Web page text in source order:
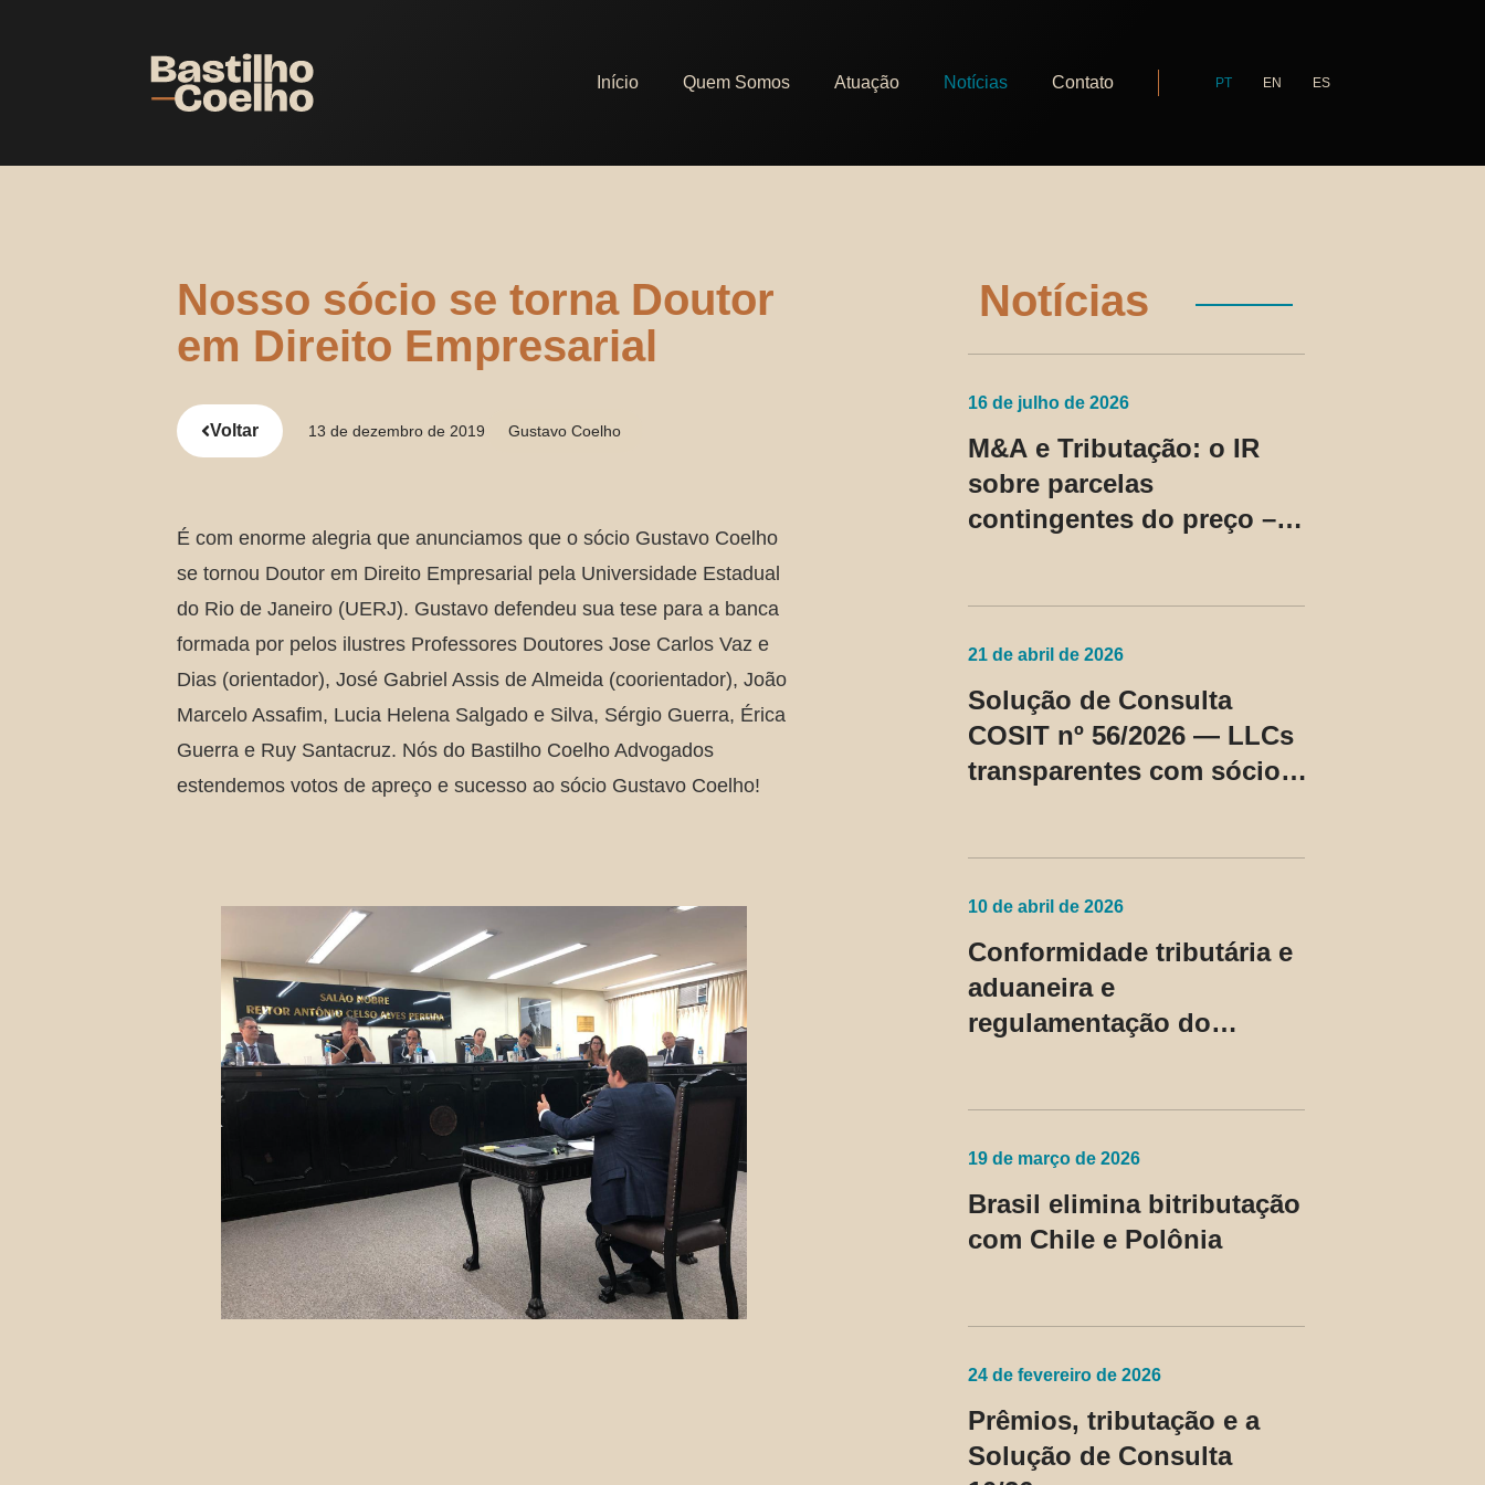
Início Quem Somos Atuação Notícias Contato PT EN ES
Nosso sócio se torna Doutor
em Direito Empresarial
Voltar 13 de dezembro de 2019 Gustavo Coelho
É com enorme alegria que anunciamos que o sócio Gustavo Coelho
se tornou Doutor em Direito Empresarial pela Universidade Estadual
do Rio de Janeiro (UERJ). Gustavo defendeu sua tese para a banca
formada por pelos ilustres Professores Doutores Jose Carlos Vaz e
Dias (orientador), José Gabriel Assis de Almeida (coorientador), João
Marcelo Assafim, Lucia Helena Salgado e Silva, Sérgio Guerra, Érica
Guerra e Ruy Santacruz. Nós do Bastilho Coelho Advogados
estendemos votos de apreço e sucesso ao sócio Gustavo Coelho!
Notícias
16 de julho de 2026
M&A e Tributação: o IR
sobre parcelas
contingentes do preço –
21 de abril de 2026
Solução de Consulta
COSIT nº 56/2026 — LLCs
transparentes com sócios
privilegiado
10 de abril de 2026
Conformidade tributária e
aduaneira e
regulamentação do
19 de março de 2026
Brasil elimina bitributação
com Chile e Polônia
24 de fevereiro de 2026
Prêmios, tributação e a
Solução de Consulta